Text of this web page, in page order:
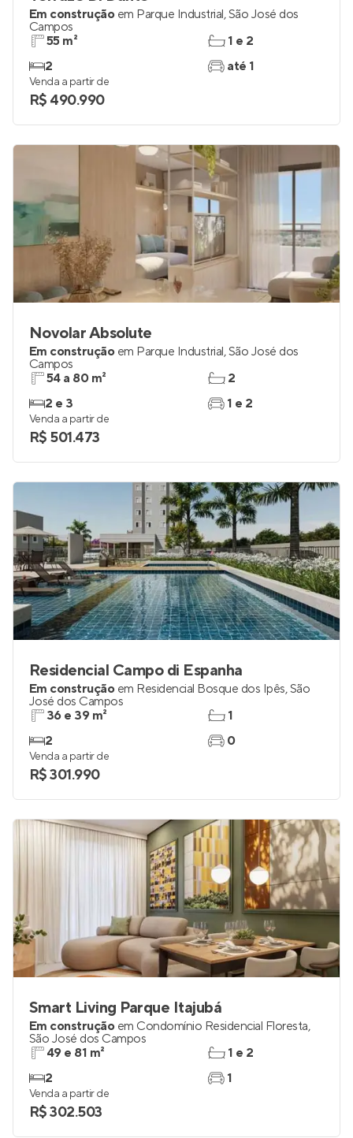
Em construção em Parque Industrial,São José dos
Campos
55 m²
2
1 e 2
até 1
Venda a partir de
R$ 490.990
Novolar Absolute
Em construção em Parque Industrial,São José dos
Campos
54 a 80 m²
2 e 3
2
1 e 2
Venda a partir de
R$ 501.473
Residencial Campo di Espanha
Em construção em Residencial Bosque dos Ipês,São
José dos Campos
36 e 39 m²
2
1
0
Venda a partir de
R$ 301.990
Smart Living Parque Itajubá
Em construção em Condomínio Residencial Floresta,
São José dos Campos
49 e 81 m²
2
1 e 2
1
Venda a partir de
R$ 302.503